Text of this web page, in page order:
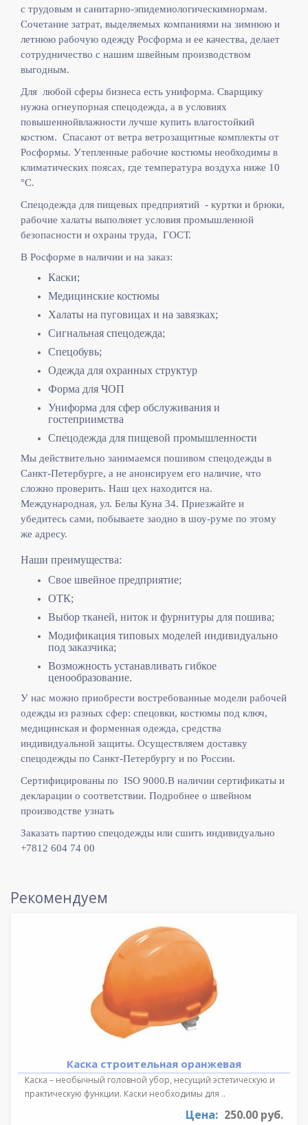
с трудовым и санитарно-эпидемиологическимнормам.
Сочетание затрат, выделяемых компаниями на зимнюю и
летнюю рабочую одежду Росформа и ее качества, делает
сотрудничество с нашим швейным производством
выгодным.
Для любой сферы бизнеса есть униформа. Сварщику
нужна огнеупорная спецодежда, а в условиях
повышеннойвлажности лучше купить влагостойкий
костюм. Спасают от ветра ветрозащитные комплекты от
Росформы. Утепленные рабочие костюмы необходимы в
климатических поясах, где температура воздуха ниже 10
°C.
Спецодежда для пищевых предприятий - куртки и брюки,
рабочие халаты выполняет условия промышленной
безопасности и охраны труда, ГОСТ.
В Росформе в наличии и на заказ:
Каски;
Медицинские костюмы
Халаты на пуговицах и на завязках;
Сигнальная спецодежда;
Спецобувь;
Одежда для охранных структур
Форма для ЧОП
Униформа для сфер обслуживания и
гостеприимства
Спецодежда для пищевой промышленности
Мы действительно занимаемся пошивом спецодежды в
Санкт-Петербурге, а не анонсируем его наличие, что
сложно проверить. Наш цех находится на.
Международная, ул. Белы Куна 34. Приезжайте и
убедитесь сами, побываете заодно в шоу-руме по этому
же адресу.
Наши преимущества:
Свое швейное предприятие;
ОТК;
Выбор тканей, ниток и фурнитуры для пошива;
Модификация типовых моделей индивидуально
под заказчика;
Возможность устанавливать гибкое
ценообразование.
У нас можно приобрести востребованные модели рабочей
одежды из разных сфер: спецовки, костюмы под ключ,
медицинская и форменная одежда, средства
индивидуальной защиты. Осуществляем доставку
спецодежды по Санкт-Петербургу и по России.
Сертифицированы по ISO 9000.В наличии сертификаты и
декларации о соответствии. Подробнее о швейном
производстве узнать
Заказать партию спецодежды или сшить индивидуально
+7812 604 74 00
Рекомендуем
Каска строительная оранжевая
Каска – необычный головной убор, несущий эстетическую и
практическую функции. Каски необходимы для ..
Цена: 250.00 руб.